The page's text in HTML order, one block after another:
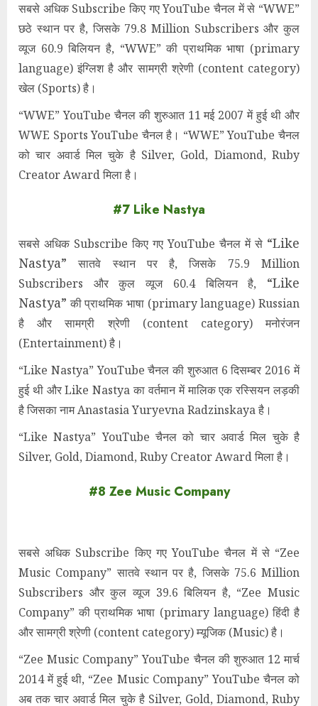
सबसे अधिक Subscribe किए गए YouTube चैनल में से “WWE”
छठे स्थान पर है, जिसके 79.8 Million Subscribers और कुल
व्यूज 60.9 बिलियन है, “WWE” की प्राथमिक भाषा (primary
language) इंग्लिश है और सामग्री श्रेणी (content category)
खेल (Sports) है।
“WWE” YouTube चैनल की शुरुआत 11 मई 2007 में हुई थी और
WWE Sports YouTube चैनल है। “WWE” YouTube चैनल
को चार अवार्ड मिल चुके है Silver, Gold, Diamond, Ruby
Creator Award मिला है।
#7 Like Nastya
सबसे अधिक Subscribe किए गए YouTube चैनल में से “Like
Nastya” सातवे स्थान पर है, जिसके 75.9 Million
Subscribers और कुल व्यूज 60.4 बिलियन है, “Like
Nastya” की प्राथमिक भाषा (primary language) Russian
है और सामग्री श्रेणी (content category) मनोरंजन
(Entertainment) है।
“Like Nastya” YouTube चैनल की शुरुआत 6 दिसम्बर 2016 में
हुई थी और Like Nastya का वर्तमान में मालिक एक रस्सियन लड़की
है जिसका नाम Anastasia Yuryevna Radzinskaya है।
“Like Nastya” YouTube चैनल को चार अवार्ड मिल चुके है
Silver, Gold, Diamond, Ruby Creator Award मिला है।
#8 Zee Music Company
सबसे अधिक Subscribe किए गए YouTube चैनल में से “Zee
Music Company” सातवे स्थान पर है, जिसके 75.6 Million
Subscribers और कुल व्यूज 39.6 बिलियन है, “Zee Music
Company” की प्राथमिक भाषा (primary language) हिंदी है
और सामग्री श्रेणी (content category) म्यूजिक (Music) है।
“Zee Music Company” YouTube चैनल की शुरुआत 12 मार्च
2014 में हुई थी, “Zee Music Company” YouTube चैनल को
अब तक चार अवार्ड मिल चुके है Silver, Gold, Diamond, Ruby